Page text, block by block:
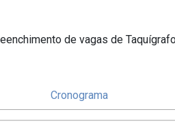
de vagas de
Cronograma